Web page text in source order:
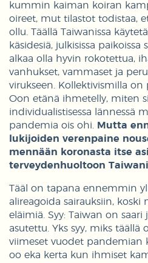
kummin kaiman koiran
oireet, mut tilastot todistaa,
ollu. Täällä Taiwanissa
käsidesiä, julkisissa paikoissa
alkaa olla hyvin rokotettua,
vanhukset, vammaset ja
virukseen. Kollektivismilla on
Oon etänä ihmetelly, miten
individualistisessa lännessä
pandemia ois ohi.
Mutta
lukijoiden verenpaine
mennään koronasta itse
terveydenhuoltoon
Tääl on tapana ennemmin
alireagoida sairauksiin, koski
eläimiä. Syy: Taiwan on
asutettu. Yks syy, miks
viimeset vuodet pandemian
oo eka kerta kun ihmiset